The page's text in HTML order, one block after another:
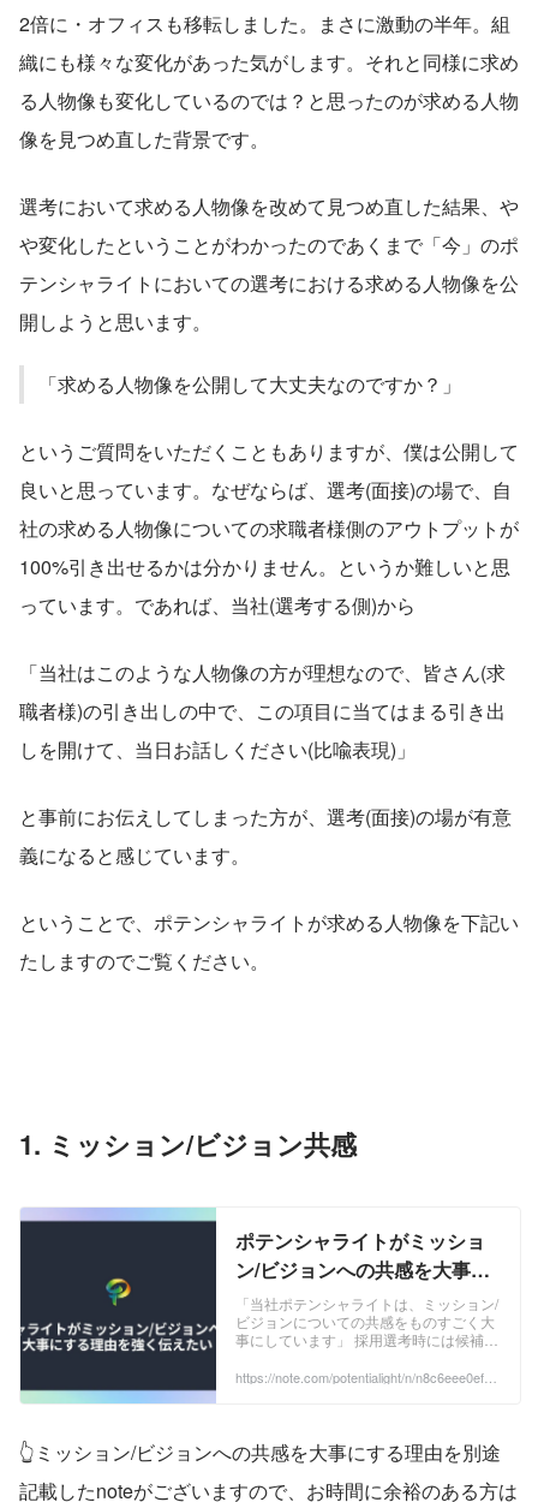
2倍に・オフィスも移転しました。まさに激動の半年。組
織にも様々な変化があった気がします。それと同様に求め
る人物像も変化しているのでは？と思ったのが求める人物
像を見つめ直した背景です。
選考において求める人物像を改めて見つめ直した結果、や
や変化したということがわかったのであくまで「今」のポ
テンシャライトにおいての選考における求める人物像を公
開しようと思います。
「求める人物像を公開して大丈夫なのですか？」
というご質問をいただくこともありますが、僕は公開して
良いと思っています。なぜならば、選考(面接)の場で、自
社の求める人物像についての求職者様側のアウトプットが
100%引き出せるかは分かりません。というか難しいと思
っています。であれば、当社(選考する側)から
「当社はこのような人物像の方が理想なので、皆さん(求
職者様)の引き出しの中で、この項目に当てはまる引き出
しを開けて、当日お話しください(比喩表現)」
と事前にお伝えしてしまった方が、選考(面接)の場が有意
義になると感じています。
ということで、ポテンシャライトが求める人物像を下記い
たしますのでご覧ください。
1. ミッション/ビジョン共感
ポテンシャライトがミッショ
ン/ビジョンへの共感を大事に
する理由を強く伝えたい｜
kazuki yamane Potentialight
｜note
「当社ポテンシャライトは、ミッション/
ビジョンについての共感をものすごく大
事にしています」 採用選考時には候補者
また、自社のメンバーに対しても頻度高
https://note.com/potentialight/n/n8c6eee0efd2
👆ミッション/ビジョンへの共感を大事にする理由を別途
記載したnoteがございますので、お時間に余裕のある方は